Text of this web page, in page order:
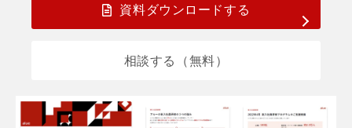
資料ダウンロードする
相談する（無料）